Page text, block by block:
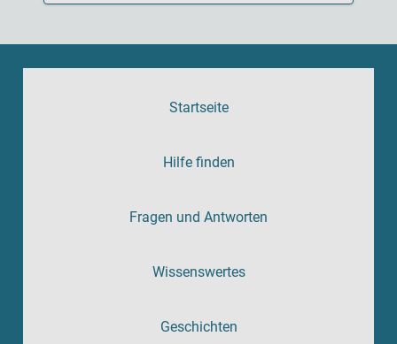
Startseite
Hilfe finden
Fragen und Antworten
Wissenswertes
Geschichten